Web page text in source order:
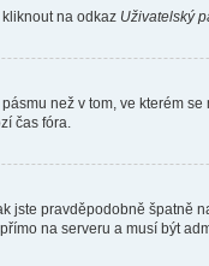
na odkaz Uživatelský
než v tom, ve kterém
čas fóra.
pravděpodobně
na serveru a musí být